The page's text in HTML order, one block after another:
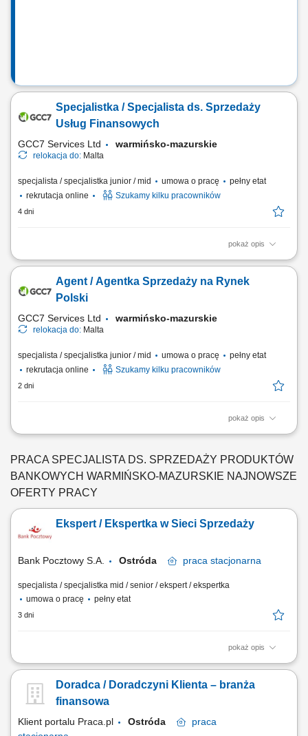
Specjalistka / Specjalista ds. Sprzedaży
Usług Finansowych
GCC7 Services Ltd warmińsko-mazurskie
relokacja do: Malta
specjalista / specjalistka junior / mid umowa o pracę
pełny etat
rekrutacja online
Szukamy kilku pracowników
4 dni
pokaż opis
Zakres obowiązków: Telefoniczny kontakt z klientami zainteresowanymi
edukacji finansowej. Pozyskiwanie nowych klientów oraz rozwijanie
relacji z obecnymi. Współpraca z kluczowymi partnerami biznesowymi.
Agent / Agentka Sprzedaży na Rynek
Polski
GCC7 Services Ltd warmińsko-mazurskie
relokacja do: Malta
specjalista / specjalistka junior / mid umowa o pracę
pełny etat
rekrutacja online
Szukamy kilku pracowników
2 dni
pokaż opis
ZAKRES OBOWIĄZKÓW: Aktywny kontakt telefoniczny z klientami
finansami, w tym szkoleń z zakresu edukacji finansowej; Budowanie
relacji i pozyskiwanie klientów dla naszych kluczowych Partnerów
Biznesowych. CZEGO WYMAGAMY: Chęć...
PRACA SPECJALISTA DS. SPRZEDAŻY PRODUKTÓW
BANKOWYCH WARMIŃSKO-MAZURSKIE NAJNOWSZE
OFERTY PRACY
Ekspert / Ekspertka w Sieci Sprzedaży
Bank Pocztowy S.A. Ostróda praca stacjonarna
specjalista / specjalistka mid / senior / ekspert / ekspertka
umowa o pracę
pełny etat
3 dni
pokaż opis
Twój zakres obowiązków Diagnozowanie potrzeb i oczekiwań Klientów;
relacji; Realizacja celów sprzedażowych; Kształtowanie pozytywnego
wizerunku Banku poprzez wysoką jakość obsługi; Operacyjna obsługa
Doradca / Doradczyni Klienta – branża
finansowa
Klient portalu Praca.pl Ostróda
praca